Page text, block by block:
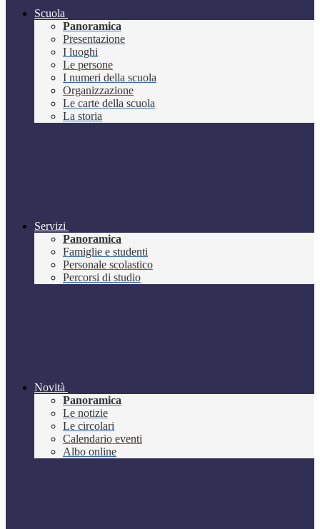
Scuola
Panoramica
Presentazione
I luoghi
Le persone
I numeri della scuola
Organizzazione
Le carte della scuola
La storia
Servizi
Panoramica
Famiglie e studenti
Personale scolastico
Percorsi di studio
Novità
Panoramica
Le notizie
Le circolari
Calendario eventi
Albo online